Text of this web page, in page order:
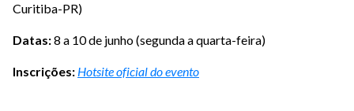
Curitiba-PR)
Datas:8 a 10 de junho (segunda a quarta-feira)
Inscrições: Hotsiteoficial do evento